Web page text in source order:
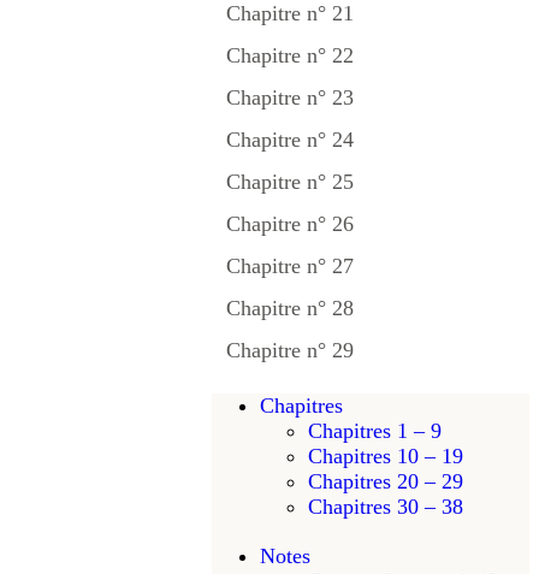
Chapitre n° 21
Chapitre n° 22
Chapitre n° 23
Chapitre n° 24
Chapitre n° 25
Chapitre n° 26
Chapitre n° 27
Chapitre n° 28
Chapitre n° 29
Chapitres
Chapitres 1 – 9
Chapitres 10 – 19
Chapitres 20 – 29
Chapitres 30 – 38
Notes